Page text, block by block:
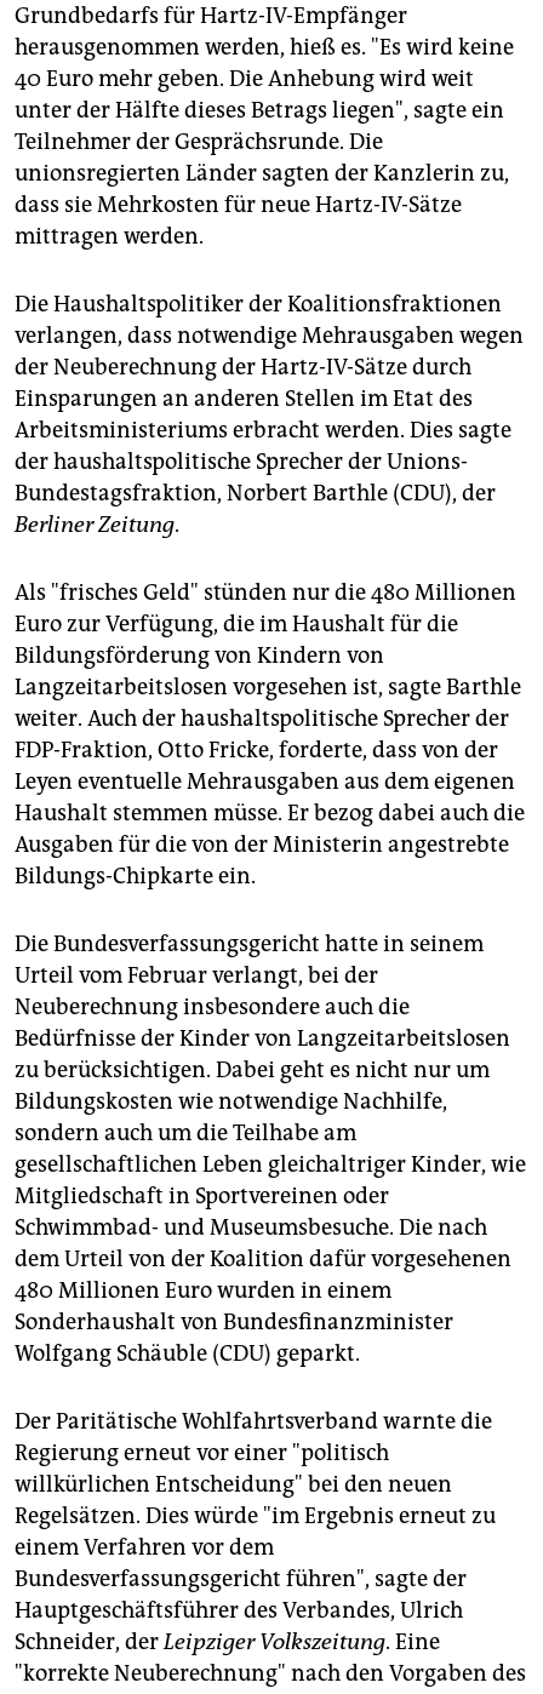
Grundbedarfs für Hartz-IV-Empfänger
herausgenommen werden, hieß es. "Es wird keine
40 Euro mehr geben. Die Anhebung wird weit
unter der Hälfte dieses Betrags liegen", sagte ein
Teilnehmer der Gesprächsrunde. Die
unionsregierten Länder sagten der Kanzlerin zu,
dass sie Mehrkosten für neue Hartz-IV-Sätze
mittragen werden.
Die Haushaltspolitiker der Koalitionsfraktionen
verlangen, dass notwendige Mehrausgaben wegen
der Neuberechnung der Hartz-IV-Sätze durch
Einsparungen an anderen Stellen im Etat des
Arbeitsministeriums erbracht werden. Dies sagte
der haushaltspolitische Sprecher der Unions-
Bundestagsfraktion, Norbert Barthle (CDU), der
Berliner Zeitung.
Als "frisches Geld" stünden nur die 480 Millionen
Euro zur Verfügung, die im Haushalt für die
Bildungsförderung von Kindern von
Langzeitarbeitslosen vorgesehen ist, sagte Barthle
weiter. Auch der haushaltspolitische Sprecher der
FDP-Fraktion, Otto Fricke, forderte, dass von der
Leyen eventuelle Mehrausgaben aus dem eigenen
Haushalt stemmen müsse. Er bezog dabei auch die
Ausgaben für die von der Ministerin angestrebte
Bildungs-Chipkarte ein.
Die Bundesverfassungsgericht hatte in seinem
Urteil vom Februar verlangt, bei der
Neuberechnung insbesondere auch die
Bedürfnisse der Kinder von Langzeitarbeitslosen
zu berücksichtigen. Dabei geht es nicht nur um
Bildungskosten wie notwendige Nachhilfe,
sondern auch um die Teilhabe am
gesellschaftlichen Leben gleichaltriger Kinder, wie
Mitgliedschaft in Sportvereinen oder
Schwimmbad- und Museumsbesuche. Die nach
dem Urteil von der Koalition dafür vorgesehenen
480 Millionen Euro wurden in einem
Sonderhaushalt von Bundesfinanzminister
Wolfgang Schäuble (CDU) geparkt.
Der Paritätische Wohlfahrtsverband warnte die
Regierung erneut vor einer "politisch
willkürlichen Entscheidung" bei den neuen
Regelsätzen. Dies würde "im Ergebnis erneut zu
einem Verfahren vor dem
Bundesverfassungsgericht führen", sagte der
Hauptgeschäftsführer des Verbandes, Ulrich
Schneider, derLeipziger Volkszeitung. Eine
"korrekte Neuberechnung" nach den Vorgaben des